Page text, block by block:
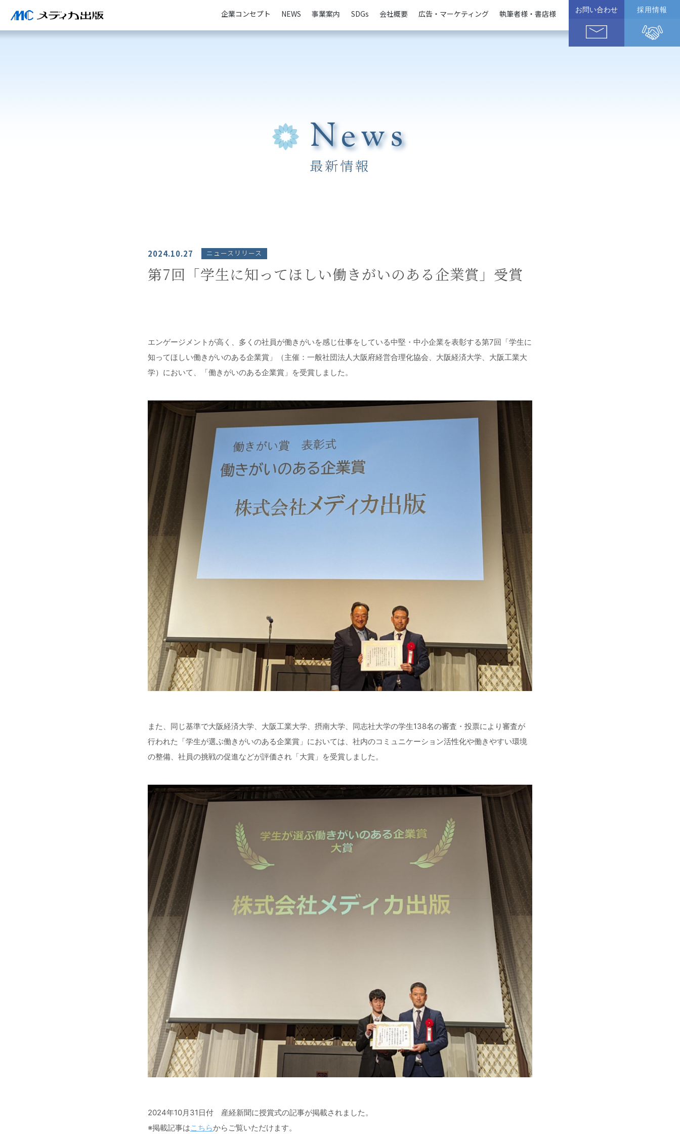
企業コンセプト NEWS 事業案内 SDGs 会社概要 広告・マーケティング 執筆者様・書店様 お問い合わせ 採用情報
News
最新情報
2024.10.27 ニュースリリース
第7回「学生に知ってほしい働きがいのある企業賞」受賞
エンゲージメントが高く、多くの社員が働きがいを感じ仕事をしている中堅・中小企業を表彰する第7回「学生に
知ってほしい働きがいのある企業賞」（主催：一般社団法人大阪府経営合理化協会、大阪経済大学、大阪工業大
学）において、「働きがいのある企業賞」を受賞しました。
また、同じ基準で大阪経済大学、大阪工業大学、摂南大学、同志社大学の学生138名の審査・投票により審査が
行われた「学生が選ぶ働きがいのある企業賞」においては、社内のコミュニケーション活性化や働きやすい環境
の整備、社員の挑戦の促進などが評価され「大賞」を受賞しました。
2024年10月31日付 産経新聞に授賞式の記事が掲載されました。
※掲載記事はこちらからご覧いただけます。